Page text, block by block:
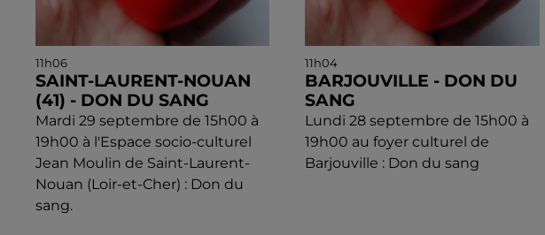
11h06
SAINT-LAURENT-NOUAN
(41) - DON DU SANG
Mardi 29 septembre de 15h00 à
19h00 à l'Espace socio-culturel
Jean Moulin de Saint-Laurent-
Nouan (Loir-et-Cher) : Don du
sang.
11h04
BARJOUVILLE - DON DU
SANG
Lundi 28 septembre de 15h00 à
19h00 au foyer culturel de
Barjouville : Don du sang